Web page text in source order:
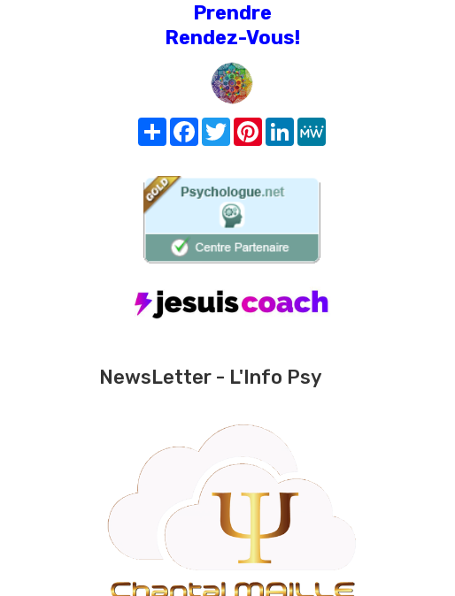
Prendre
Rendez-Vous!
Share FacebookTwitterPinterest
LinkedIn
NewsLetter - L'Info Psy